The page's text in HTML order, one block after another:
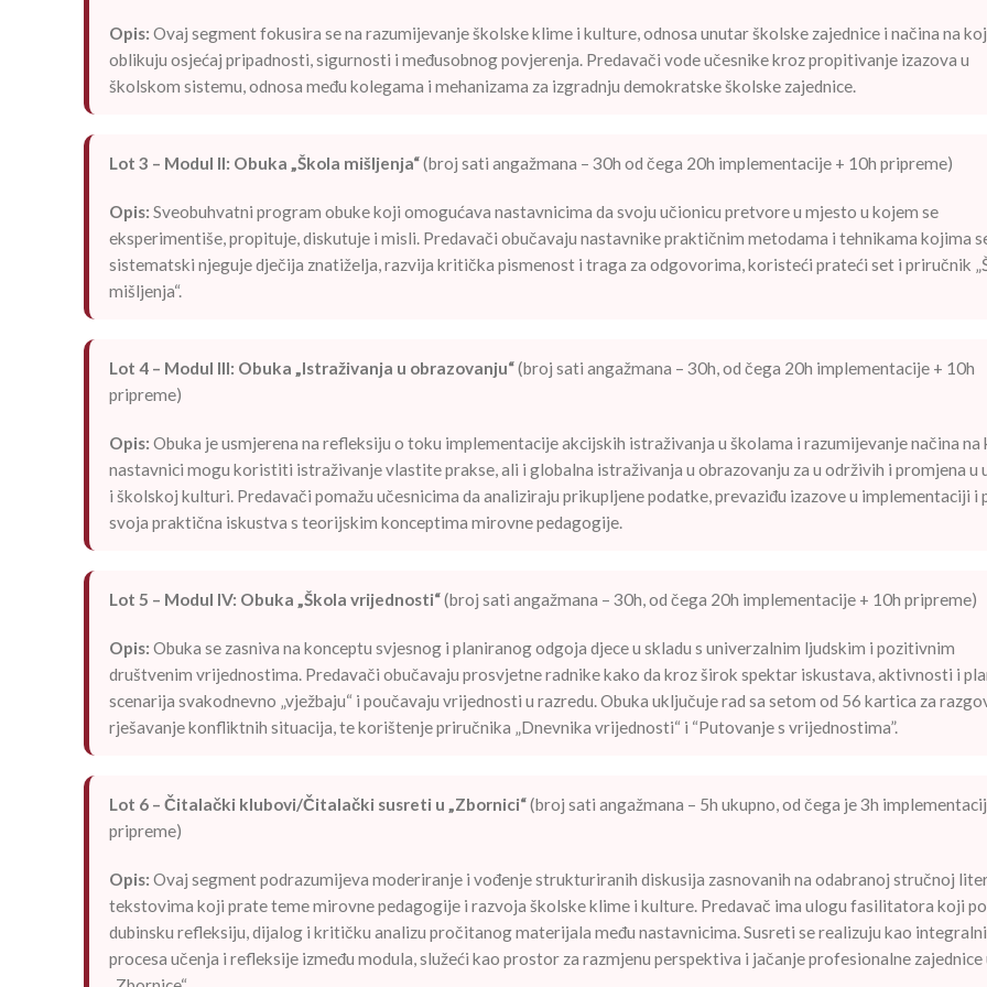
Opis: Ovaj segment fokusira se na razumijevanje školske klime i kulture, odnosa unutar školske zajednice i načina na
oblikuju osjećaj pripadnosti, sigurnosti i međusobnog povjerenja. Predavači vode učesnike kroz propitivanje izazova u
školskom sistemu, odnosa među kolegama i mehanizama za izgradnju demokratske školske zajednice.
Lot 3 – Modul II: Obuka „Škola mišljenja“(broj sati angažmana – 30h od čega 20h implementacije + 10h pripreme)
Opis: Sveobuhvatni program obuke koji omogućava nastavnicima da svoju učionicu pretvore u mjesto u kojem se
eksperimentiše, propituje, diskutuje i misli. Predavači obučavaju nastavnike praktičnim metodama i tehnikama kojima
sistematski njeguje dječija znatiželja, razvija kritička pismenost i traga za odgovorima, koristeći prateći set i priručnik
mišljenja“.
Lot 4 – Modul III: Obuka „Istraživanja u obrazovanju“(broj sati angažmana – 30h, od čega 20h implementacije + 10h
pripreme)
Opis: Obuka je usmjerena na refleksiju o toku implementacije akcijskih istraživanja u školama i razumijevanje načina na
nastavnici mogu koristiti istraživanje vlastite prakse, ali i globalna istraživanja u obrazovanju za u održivih i promjena u
i školskoj kulturi. Predavači pomažu učesnicima da analiziraju prikupljene podatke, prevaziđu izazove u implementaciji i
svoja praktična iskustva s teorijskim konceptima mirovne pedagogije.
Lot 5 – Modul IV: Obuka „Škola vrijednosti“(broj sati angažmana – 30h, od čega 20h implementacije + 10h pripreme)
Opis: Obuka se zasniva na konceptu svjesnog i planiranog odgoja djece u skladu s univerzalnim ljudskim i pozitivnim
društvenim vrijednostima. Predavači obučavaju prosvjetne radnike kako da kroz širok spektar iskustava, aktivnosti i
scenarija svakodnevno „vježbaju“ i poučavaju vrijednosti u razredu. Obuka uključuje rad sa setom od 56 kartica za
rješavanje konfliktnih situacija, te korištenje priručnika „Dnevnika vrijednosti“ i “Putovanje s vrijednostima”.
Lot 6 – Čitalački klubovi/Čitalački susreti u „Zbornici“(broj sati angažmana – 5h ukupno, od čega je 3h
pripreme)
Opis: Ovaj segment podrazumijeva moderiranje i vođenje strukturiranih diskusija zasnovanih na odabranoj stručnoj
tekstovima koji prate teme mirovne pedagogije i razvoja školske klime i kulture. Predavač ima ulogu fasilitatora koji
dubinsku refleksiju, dijalog i kritičku analizu pročitanog materijala među nastavnicima. Susreti se realizuju kao
procesa učenja i refleksije između modula, služeći kao prostor za razmjenu perspektiva i jačanje profesionalne